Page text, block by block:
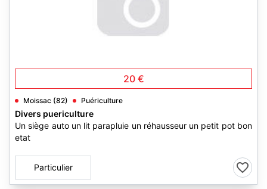
20 €
Moissac (82) Puériculture
Divers puericulture
Un siège auto un lit parapluie un réhausseur un petit pot bon
etat
Particulier